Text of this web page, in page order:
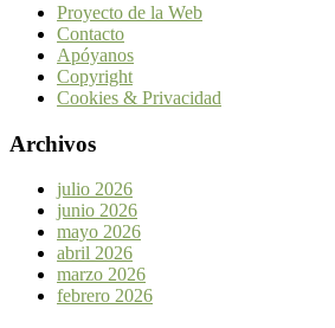
Proyecto de la Web
Contacto
Apóyanos
Copyright
Cookies & Privacidad
Archivos
julio 2026
junio 2026
mayo 2026
abril 2026
marzo 2026
febrero 2026